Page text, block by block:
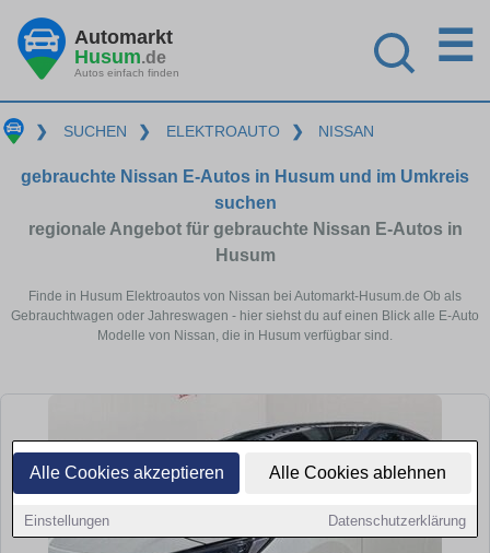
Alle Cookies akzeptieren Alle Cookies ablehnen
Einstellungen Datenschutzerklärung
Automarkt
Husum.de
Autos einfach finden
☰
❯ SUCHEN ❯ ELEKTROAUTO ❯ NISSAN
gebrauchte Nissan E-Autos in Husum und im Umkreis
suchen
regionale Angebot für gebrauchte Nissan E-Autos in
Husum
Finde in Husum Elektroautos von Nissan bei Automarkt-Husum.de Ob als
Gebrauchtwagen oder Jahreswagen - hier siehst du auf einen Blick alle E-Auto
Modelle von Nissan, die in Husum verfügbar sind.